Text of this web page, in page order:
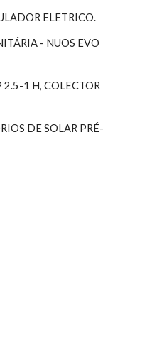
ELETRICO.
- NUOS EVO
2.5-1 H, COLECTOR
DE SOLAR PRÉ-